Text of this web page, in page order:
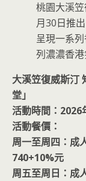
桃園大溪
月30日推
呈現一系
列濃濃香港
大溪笠復威斯汀
堂」
活動時間：2026
活動餐價：
周一至周四：成
740+10%元
周五至周日：成